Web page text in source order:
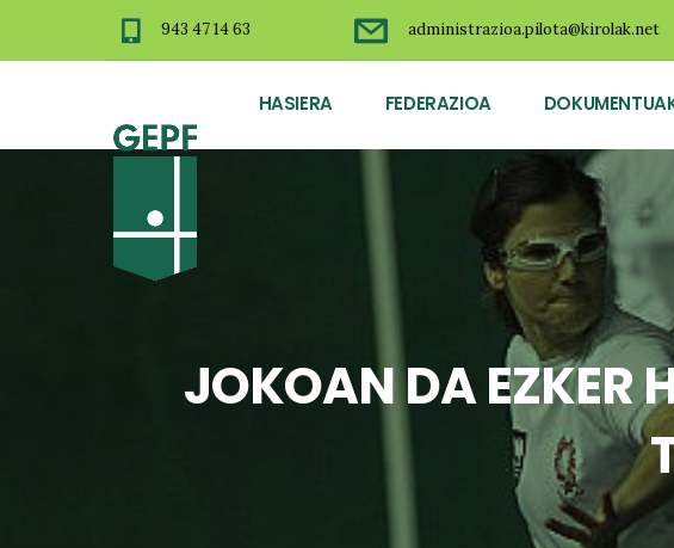
943 47 14 63 administrazioa.pilota@kirolak.net
HASIERA FEDERAZIOA
JOKOAN DA EZKER